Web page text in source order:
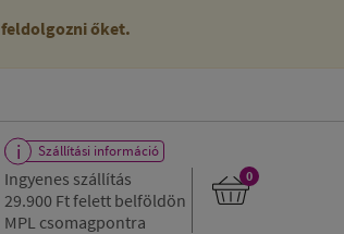
feldolgozni őket.
Szállítási információ
Ingyenes szállítás
29.900 Ftfelett belföldön
MPL csomagpontra
0